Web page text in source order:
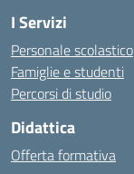
I Servizi
Personale scolastico
Famiglie e studenti
Percorsi di studio
Didattica
Offerta formativa